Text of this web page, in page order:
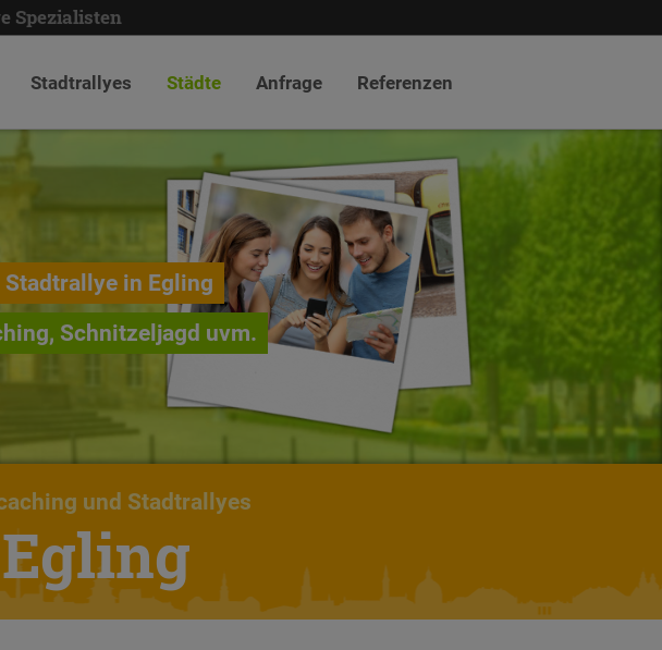
Spezialisten
Stadtrallyes Städte Anfrage Referenzen
Stadtrallye in Egling
Schnitzeljagd uvm.
und Stadtrallyes